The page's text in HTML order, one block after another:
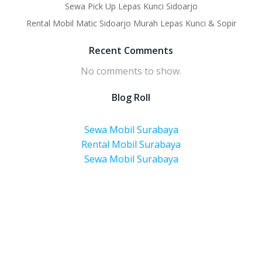
Sewa Pick Up Lepas Kunci Sidoarjo
Rental Mobil Matic Sidoarjo Murah Lepas Kunci & Sopir
Recent Comments
No comments to show.
Blog Roll
Sewa Mobil Surabaya
Rental Mobil Surabaya
Sewa Mobil Surabaya